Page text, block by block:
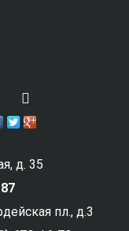
д. 35
пл., д.3